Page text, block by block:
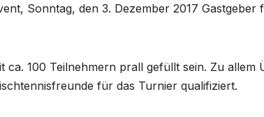
Sonntag, den 3. Dezember 2017
ca. 100 Teilnehmern prall gefüllt sein. Zu
für das Turnier qualifiziert.